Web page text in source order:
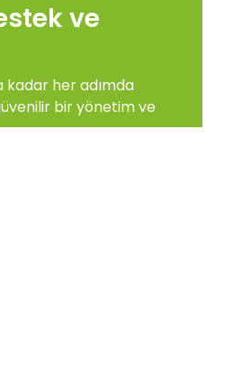
ve
kadar her adımda
bir yönetim ve